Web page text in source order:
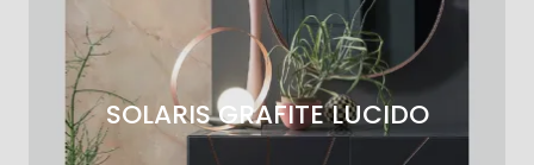
SOLARIS GRAFITE LUCIDO